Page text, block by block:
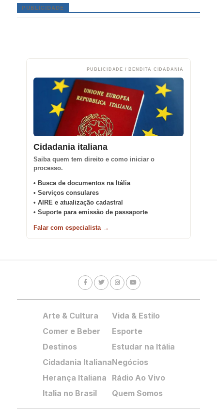
PUBLICIDADE
PUBLICIDADE / BENDITA CIDADANIA
Cidadania italiana
Saiba quem tem direito e como iniciar o
processo.
• Busca de documentos na Itália
• Serviços consulares
• AIRE e atualização cadastral
• Suporte para emissão de passaporte
Falar com especialista →
Arte & Cultura
Comer e Beber
Destinos
Cidadania Italiana
Herança Italiana
Italia no Brasil
Vida & Estilo
Esporte
Estudar na Itália
Negócios
Rádio Ao Vivo
Quem Somos